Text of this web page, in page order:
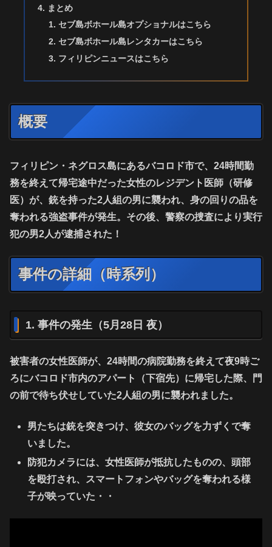
まとめ
セブ島ボホール島オプショナルはこちら
セブ島ボホール島レンタカーはこちら
フィリピンニュースはこちら
概要
フィリピン・ネグロス島にあるバコロド市で、24時間勤
務を終えて帰宅途中だった女性のレジデント医師（研修
医）が、銃を持った2人組の男に襲われ、身の回りの品を
奪われる強盗事件が発生。その後、警察の捜査により実行
犯の男2人が逮捕された！
事件の詳細（時系列）
1. 事件の発生（5月28日 夜）
被害者の女性医師が、24時間の病院勤務を終えて夜9時ご
ろにバコロド市内のアパート（下宿先）に帰宅した際、門
の前で待ち伏せしていた2人組の男に襲われました。
男たちは銃を突きつけ、彼女のバッグを力ずくで奪
いました。
防犯カメラには、女性医師が抵抗したものの、頭部
を殴打され、スマートフォンやバッグを奪われる様
子が映っていた・・